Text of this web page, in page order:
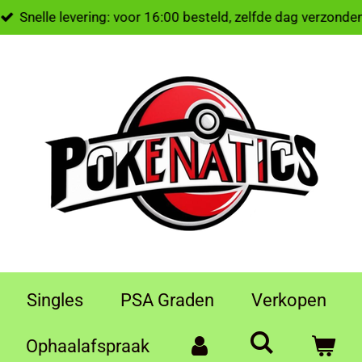
Snelle levering: voor 16:00 besteld, zelfde dag
Singles PSA Graden Verkopen
Ophaalafspraak